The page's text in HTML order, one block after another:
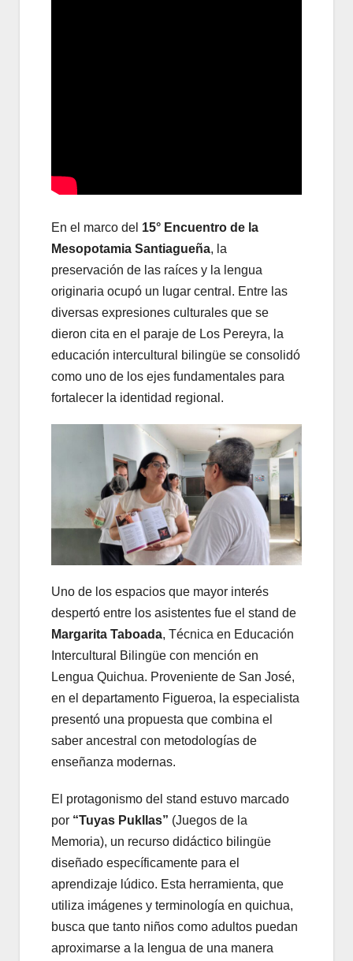
En el marco del 15° Encuentro de la
Mesopotamia Santiagueña, la
preservación de las raíces y la lengua
originaria ocupó un lugar central. Entre las
diversas expresiones culturales que se
dieron cita en el paraje de Los Pereyra, la
educación intercultural bilingüe se consolidó
como uno de los ejes fundamentales para
fortalecer la identidad regional.
Uno de los espacios que mayor interés
despertó entre los asistentes fue el stand de
Margarita Taboada, Técnica en Educación
Intercultural Bilingüe con mención en
Lengua Quichua. Proveniente de San José,
en el departamento Figueroa, la especialista
presentó una propuesta que combina el
saber ancestral con metodologías de
enseñanza modernas.
El protagonismo del stand estuvo marcado
por “Tuyas Pukllas” (Juegos de la
Memoria), un recurso didáctico bilingüe
diseñado específicamente para el
aprendizaje lúdico. Esta herramienta, que
utiliza imágenes y terminología en quichua,
busca que tanto niños como adultos puedan
aproximarse a la lengua de una manera